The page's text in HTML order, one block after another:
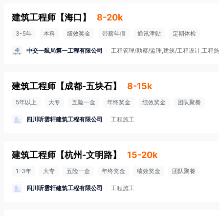
建筑工程师 【海口 】 8-20k
3-5年 本科 绩效奖金 带薪年假 通讯津贴 定期体检
中交一航局第一工程有限公司 工程管理/勘察/监理,建筑/工程设计,工程
建筑工程师 【成都-五块石】 8-15k
5年以上 大专 五险一金 年终奖金 绩效奖金 团队聚餐
四川听雲轩建筑工程有限公司 工程施工
建筑工程师 【杭州-文明路】 15-20k
1-3年 大专 五险一金 年终奖金 绩效奖金 团队聚餐
四川听雲轩建筑工程有限公司 工程施工